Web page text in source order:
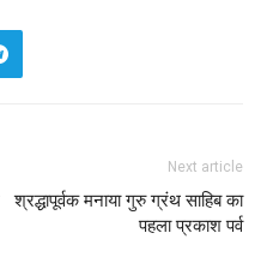
Next article
श्रद्धापूर्वक मनाया गुरु ग्रंथ साहिब का
पहला प्रकाश पर्व